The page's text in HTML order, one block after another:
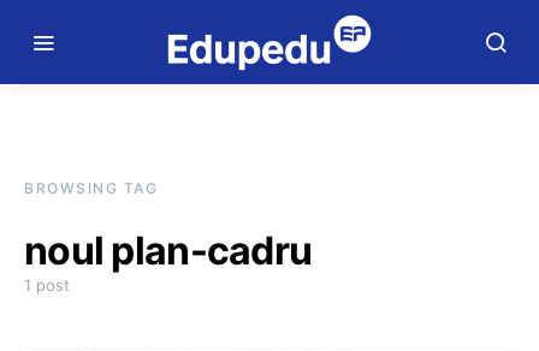
BROWSING TAG
noul plan-cadru
1 post